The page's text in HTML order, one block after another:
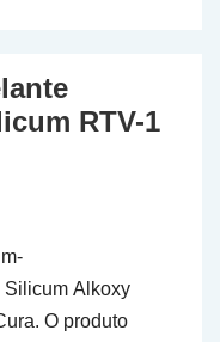
RTV-1
-
Silicum Alkoxy
. O produto